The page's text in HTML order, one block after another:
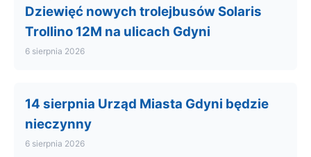
Dziewięć nowych trolejbusów Solaris
Trollino 12M na ulicach Gdyni
6 sierpnia 2026
14 sierpnia Urząd Miasta Gdyni będzie
nieczynny
6 sierpnia 2026